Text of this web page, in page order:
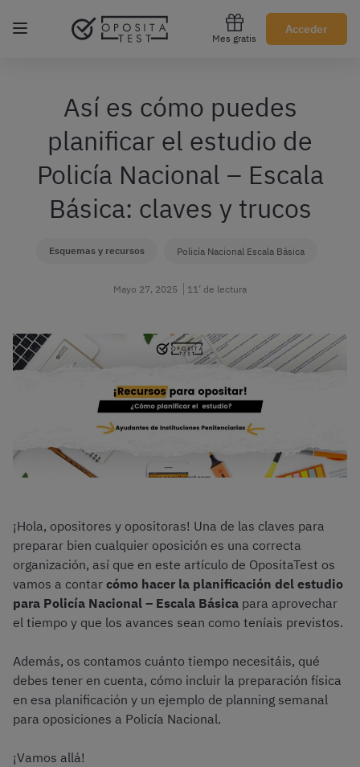
Mes gratis
Acceder
Regístrate gratis
Así es cómo puedes
planificar el estudio de
Policía Nacional – Escala
Básica: claves y trucos
Esquemas y recursos Policía Nacional Escala Básica
Mayo 27, 2025 11’ de lectura
¡Hola, opositores y opositoras! Una de las claves para
preparar bien cualquier oposición es una correcta
organización, así que en este artículo de OpositaTest os
vamos a contar cómo hacer la planificación del estudio
para Policía Nacional – Escala Básica para aprovechar
el tiempo y que los avances sean como teníais previstos.
Además, os contamos cuánto tiempo necesitáis, qué
debes tener en cuenta, cómo incluir la preparación física
en esa planificación y un ejemplo de planning semanal
para oposiciones a Policía Nacional.
¡Vamos allá!